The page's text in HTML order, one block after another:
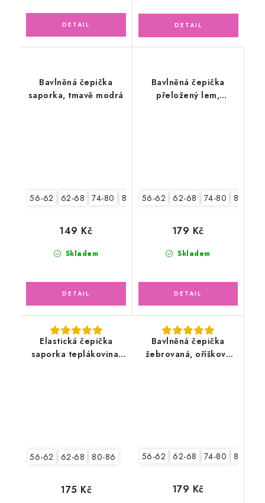
Bavlněná čepička
saporka, tmavě modrá
56-62 62-68 74-80 80-86
Skladem
149 Kč
Bavlněná čepička
přeložený lem,
56-62 62-68 74-80 80-86
Skladem
179 Kč
Elastická čepička
saporka teplákovina,
56-62 62-68 80-86
175 Kč
Bavlněná čepička
žebrovaná, oříšková
56-62 62-68 74-80 80-86
179 Kč